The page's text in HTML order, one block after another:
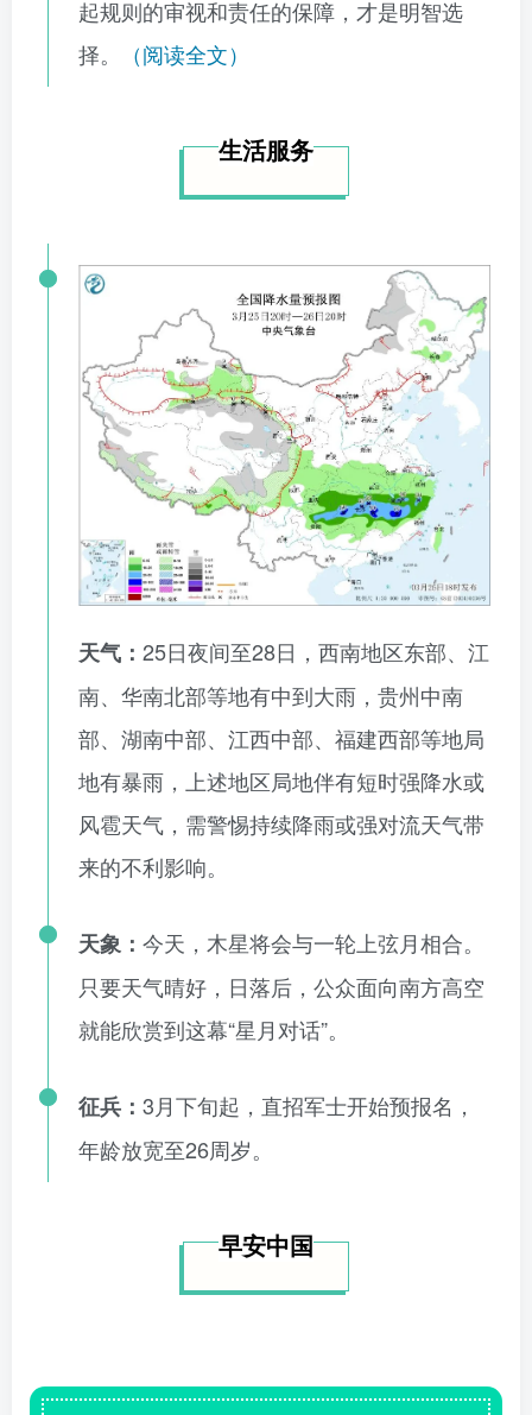
起规则的审视和责任的保障，才是明智选
择。
（阅读全文）
生活服务
天气： 25日夜间至28日，西南地区东部、江
南、华南北部等地有中到大雨，贵州中南
部、湖南中部、江西中部、福建西部等地局
地有暴雨，上述地区局地伴有短时强降水或
风雹天气，需警惕持续降雨或强对流天气带
来的不利影响。
天象： 今天，木星将会与一轮上弦月相合。
只要天气晴好，日落后，公众面向南方高空
就能欣赏到这幕“星月对话”。
征兵： 3月下旬起，直招军士开始预报名，
年龄放宽至26周岁。
早安中国